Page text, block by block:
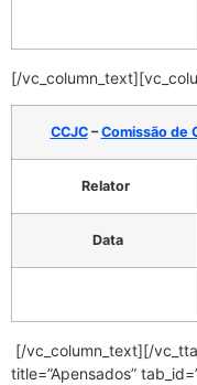
[/
CCJC–Comissão de
Relator
Data
[/vc_column_text][/
title=”Apensados”